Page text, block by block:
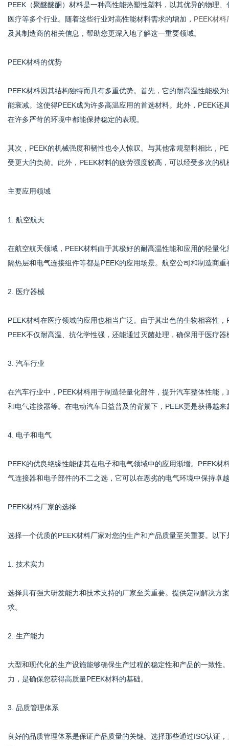
PEEK（聚醚醚酮）材料是一种高性能热塑性塑料，以其优异的物理
医疗等多个行业。随着这些行业对高性能材料需求的增加， PEEK材料
及其制造商的相关信息，帮助您更深入地了解这一重要领域。
PEEK材料的优势
PEEK材料因其结构独特而具有多重优势。首先，它的耐高温性能极
能衰减。这使得PEEK成为许多高温应用的首选材料。此外，PEEK
在许多严苛的环境中都能保持稳定的表现。
其次，PEEK的机械强度和韧性也令人惊叹。与其他常规塑料相比，
受更大的负荷。此外，PEEK材料的疲劳强度较高，可以经受多次的
主要应用领域
1. 航空航天
在航空航天领域，PEEK材料由于其极好的耐高温性能和应用的轻量
隔热层和电气连接组件等都是PEEK的应用场景。航空公司和制造商
2. 医疗器械
PEEK材料在医疗领域的应用也相当广泛。由于其出色的生物相容性
PEEK不仅耐高温、抗化学性强，还能通过灭菌处理，确保用于医疗器
3. 汽车行业
在汽车行业中，PEEK材料用于制造轻量化部件，提升汽车整体性能
和电气连接器等。在电动汽车日益普及的背景下，PEEK更是获得越
4. 电子和电气
PEEK的优良绝缘性能使其在电子和电气领域中的应用渐增。PEEK
气连接器和电子部件的不二之选，它可以在恶劣的电气环境中保持卓
PEEK材料厂家的选择
选择一个优质的PEEK材料厂家对您的生产和产品质量至关重要。以
1. 技术实力
选择具有强大研发能力和技术支持的厂家至关重要。提供定制解决方
求。
2. 生产能力
大型和现代化的生产设施能够确保生产过程的稳定性和产品的一致性
力，是确保您获得高质量PEEK材料的基础。
3. 品质管理体系
良好的品质管理体系是保证产品质量的关键。选择那些通过ISO认证